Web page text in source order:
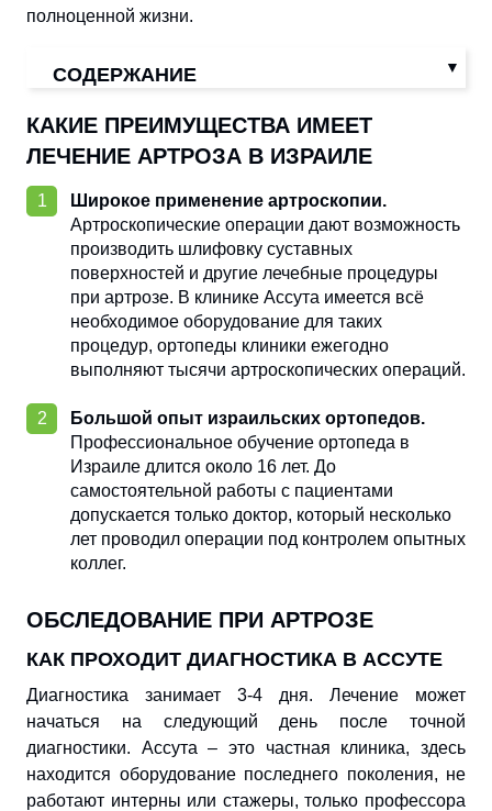
полноценной жизни.
СОДЕРЖАНИЕ
КАКИЕ ПРЕИМУЩЕСТВА ИМЕЕТ
ЛЕЧЕНИЕ АРТРОЗА В ИЗРАИЛЕ
Широкое применение артроскопии.
Артроскопические операции дают возможность
производить шлифовку суставных
поверхностей и другие лечебные процедуры
при артрозе. В клинике Ассута имеется всё
необходимое оборудование для таких
процедур, ортопеды клиники ежегодно
выполняют тысячи артроскопических операций.
Большой опыт израильских ортопедов.
Профессиональное обучение ортопеда в
Израиле длится около 16 лет. До
самостоятельной работы с пациентами
допускается только доктор, который несколько
лет проводил операции под контролем опытных
коллег.
ОБСЛЕДОВАНИЕ ПРИ АРТРОЗЕ
КАК ПРОХОДИТ ДИАГНОСТИКА В АССУТЕ
Диагностика занимает 3-4 дня. Лечение может
начаться на следующий день после точной
диагностики. Ассута – это частная клиника, здесь
находится оборудование последнего поколения, не
работают интерны или стажеры, только профессора